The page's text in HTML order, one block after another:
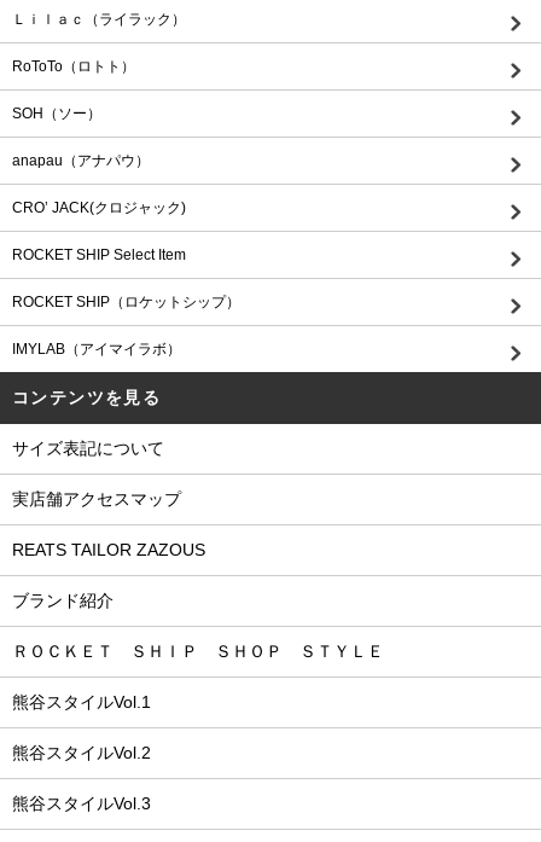
Ｌｉｌａｃ（ライラック）
RoToTo（ロトト）
SOH（ソー）
anapau（アナパウ）
CRO’ JACK(クロジャック)
ROCKET SHIP Select Item
ROCKET SHIP（ロケットシップ）
IMYLAB（アイマイラボ）
コンテンツを見る
サイズ表記について
実店舗アクセスマップ
REATS TAILOR ZAZOUS
ブランド紹介
ＲＯＣＫＥＴ ＳＨＩＰ ＳＨＯＰ ＳＴＹＬＥ
熊谷スタイルVol.1
熊谷スタイルVol.2
熊谷スタイルVol.3